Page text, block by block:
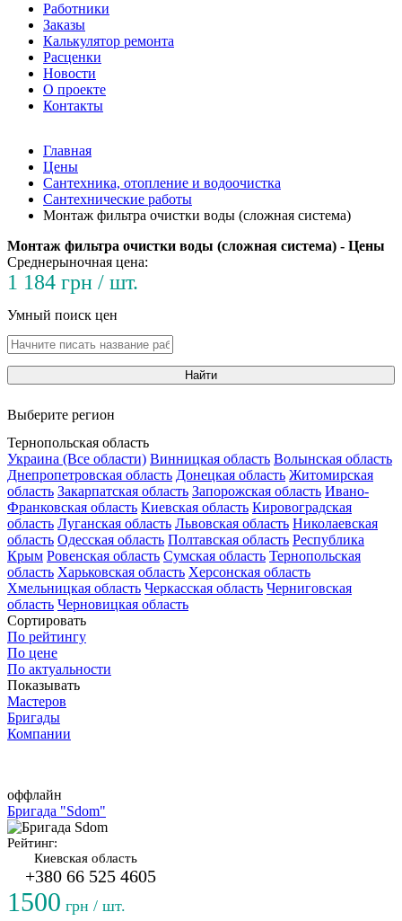
Работники
Заказы
Калькулятор ремонта
Расценки
Новости
О проекте
Контакты
Главная
Цены
Сантехника, отопление и водоочистка
Сантехнические работы
Монтаж фильтра очистки воды (сложная система)
Монтаж фильтра очистки воды (сложная система) - Цены
Среднерыночная цена:
1 184 грн / шт.
Умный поиск цен
Найти
Выберите регион
Тернопольская область
Украина (Все области) Винницкая область Волынская область
Днепропетровская область Донецкая область Житомирская
область Закарпатская область Запорожская область Ивано-
Франковская область Киевская область Кировоградская
область Луганская область Львовская область Николаевская
область Одесская область Полтавская область Республика
Крым Ровенская область Сумская область Тернопольская
область Харьковская область Херсонская область
Хмельницкая область Черкасская область Черниговская
область Черновицкая область
Сортировать
По рейтингу
По цене
По актуальности
Показывать
Мастеров
Бригады
Компании
оффлайн
Бригада "Sdom"
Рейтинг:
Киевская область
+380 66 525 4605
1500 грн / шт.